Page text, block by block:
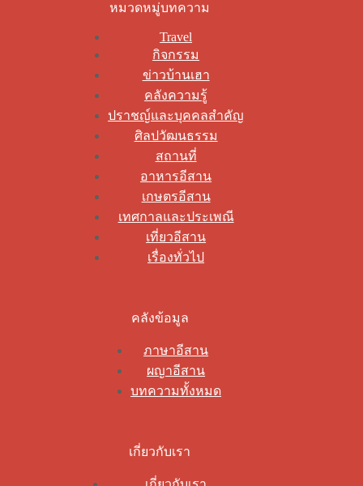
หมวดหมู่บทความ
Travel
กิจกรรม
ข่าวบ้านเฮา
คลังความรู้
ปราชญ์และบุคคลสำคัญ
ศิลปวัฒนธรรม
สถานที่
อาหารอีสาน
เกษตรอีสาน
เทศกาลและประเพณี
เที่ยวอีสาน
เรื่องทั่วไป
คลังข้อมูล
ภาษาอีสาน
ผญาอีสาน
บทความทั้งหมด
เกี่ยวกับเรา